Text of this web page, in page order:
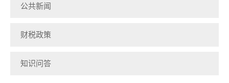
公共新闻
财税政策
知识问答